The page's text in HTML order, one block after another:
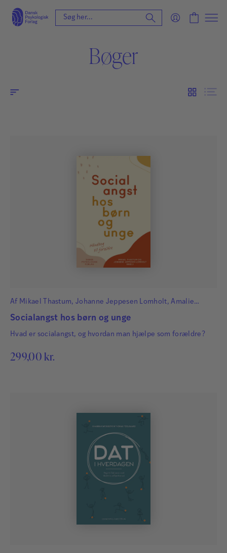
Bøger
Af Mikael Thastum,Johanne Jeppesen Lomholt,Amalie
Dalgaard Nielsen , Ciara Laybournog
Socialangst hos børn og unge
Hvad er socialangst, og hvordan man hjælpe som forældre?
299,00 kr.